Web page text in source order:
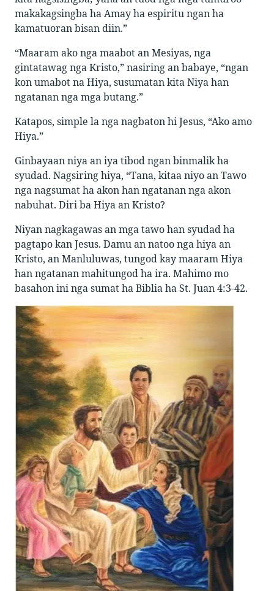
makakagsingba ha Amay ha espiritu ngan ha
kamatuoran bisan diin.”
“Maaram ako nga maabot an Mesiyas, nga
gintatawag nga Kristo,” nasiring an babaye, “ngan
kon umabot na Hiya, susumatan kita Niya han
ngatanan nga mga butang.”
Katapos, simple la nga nagbaton hi Jesus, “Ako amo
Hiya.”
Ginbayaan niya an iya tibod ngan binmalik ha
syudad. Nagsiring hiya, “Tana, kitaa niyo an Tawo
nga nagsumat ha akon han ngatanan nga akon
nabuhat. Diri ba Hiya an Kristo?
Niyan nagkagawas an mga tawo han syudad ha
pagtapo kan Jesus. Damu an natoo nga hiya an
Kristo, an Manluluwas, tungod kay maaram Hiya
han ngatanan mahitungod ha ira. Mahimo mo
basahon ini nga sumat ha Biblia ha St. Juan 4:3-42.